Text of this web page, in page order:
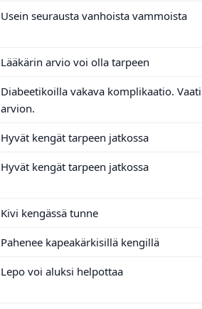
Usein seurausta vanhoista vammoista
Lääkärin arvio voi olla tarpeen
Diabeetikoilla vakava komplikaatio.
arvion.
Hyvät kengät tarpeen jatkossa
Hyvät kengät tarpeen jatkossa
Kivi kengässä tunne
Pahenee kapeakärkisillä kengillä
Lepo voi aluksi helpottaa